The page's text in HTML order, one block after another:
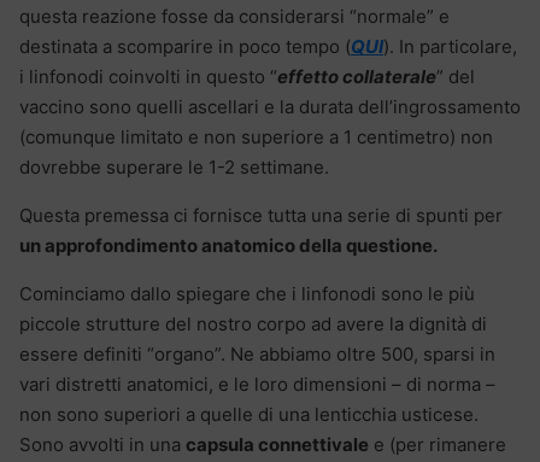
questa reazione fosse da considerarsi “normale” e
destinata a scomparire in poco tempo (QUI). In particolare,
i linfonodi coinvolti in questo “effetto collaterale” del
vaccino sono quelli ascellari e la durata dell’ingrossamento
(comunque limitato e non superiore a 1 centimetro) non
dovrebbe superare le 1-2 settimane.
Questa premessa ci fornisce tutta una serie di spunti per
un approfondimento anatomico della questione.
Cominciamo dallo spiegare che i linfonodi sono le più
piccole strutture del nostro corpo ad avere la dignità di
essere definiti “organo”. Ne abbiamo oltre 500, sparsi in
vari distretti anatomici, e le loro dimensioni – di norma –
non sono superiori a quelle di una lenticchia usticese.
Sono avvolti in una capsula connettivale e (per rimanere